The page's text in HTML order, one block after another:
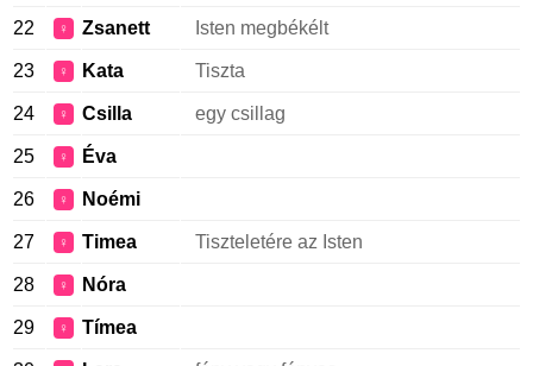
22 ♀ Zsanett Isten megbékélt
23 ♀ Kata Tiszta
24 ♀ Csilla egy csillag
25 ♀ Éva
26 ♀ Noémi
27 ♀ Timea Tiszteletére az Isten
28 ♀ Nóra
29 ♀ Tímea